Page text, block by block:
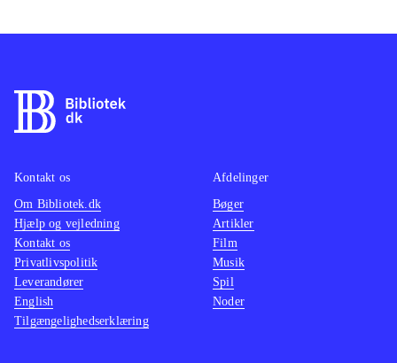
Kontakt os
Om Bibliotek.dk
Hjælp og vejledning
Kontakt os
Privatlivspolitik
Leverandører
English
Tilgængelighedserklæring
Afdelinger
Bøger
Artikler
Film
Musik
Spil
Noder